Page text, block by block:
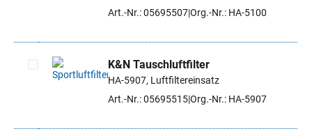
Art.-Nr.: 05695507Org.-Nr.: HA-5100
Artikel auswählen
K&N Tauschluftfilter
HA-5907, Luftfiltereinsatz
Art.-Nr.: 05695515Org.-Nr.: HA-5907